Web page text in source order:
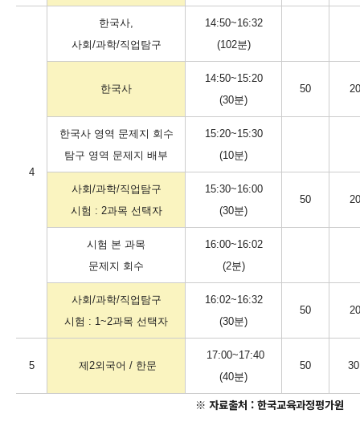
4
한국사,
사회/과학/직업탐구
14:50~16:32
(102분)
한국사
14:50~15:20
(30분)
50 20
한국사 영역 문제지 회수
탐구 영역 문제지 배부
15:20~15:30
(10분)
사회/과학/직업탐구
시험 : 2과목 선택자
15:30~16:00
(30분)
50 20
시험 본 과목
문제지 회수
16:00~16:02
(2분)
사회/과학/직업탐구
시험 : 1~2과목 선택자
16:02~16:32
(30분)
50 20
5 제2외국어 / 한문
17:00~17:40
(40분)
50
※ 자료출처 : 한국교육과정평가원